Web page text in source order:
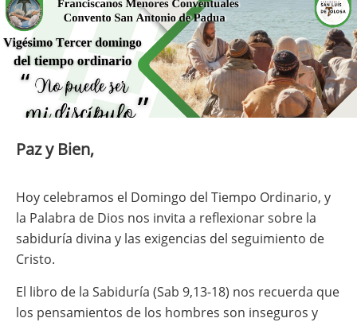
Paz y Bien,
Hoy celebramos el Domingo del Tiempo Ordinario, y
la Palabra de Dios nos invita a reflexionar sobre la
sabiduría divina y las exigencias del seguimiento de
Cristo.
El libro de la Sabiduría (Sab 9,13-18) nos recuerda que
los pensamientos de los hombres son inseguros y